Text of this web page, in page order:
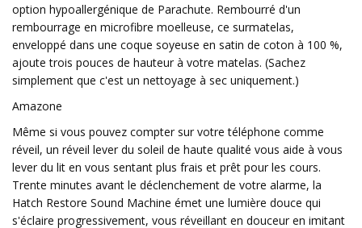
option hypoallergénique de Parachute. Rembourré d'un
rembourrage en microfibre moelleuse, ce surmatelas,
enveloppé dans une coque soyeuse en satin de coton à 100 %,
ajoute trois pouces de hauteur à votre matelas. (Sachez
simplement que c'est un nettoyage à sec uniquement.)
Amazone
Même si vous pouvez compter sur votre téléphone comme
réveil, un réveil lever du soleil de haute qualité vous aide à vous
lever du lit en vous sentant plus frais et prêt pour les cours.
Trente minutes avant le déclenchement de votre alarme, la
Hatch Restore Sound Machine émet une lumière douce qui
s'éclaire progressivement, vous réveillant en douceur en imitant